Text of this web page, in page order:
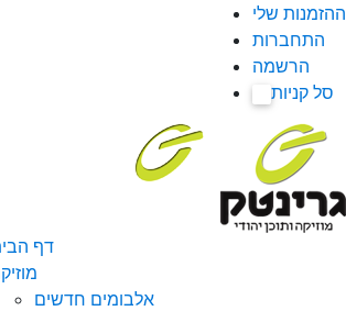
ההזמנות שלי
התחברות
הרשמה
סל קניות
דף
אלבומים חדשים